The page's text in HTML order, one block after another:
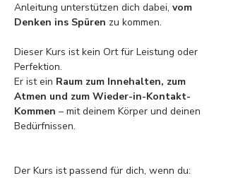
Anleitung unterstützen dich dabei, vom
Denken ins Spüren zu kommen.
Dieser Kurs ist kein Ort für Leistung oder
Perfektion.
Er ist ein Raum zum Innehalten, zum
Atmen und zum Wieder-in-Kontakt-
Kommen – mit deinem Körper und deinen
Bedürfnissen.
Der Kurs ist passend für dich, wenn du: